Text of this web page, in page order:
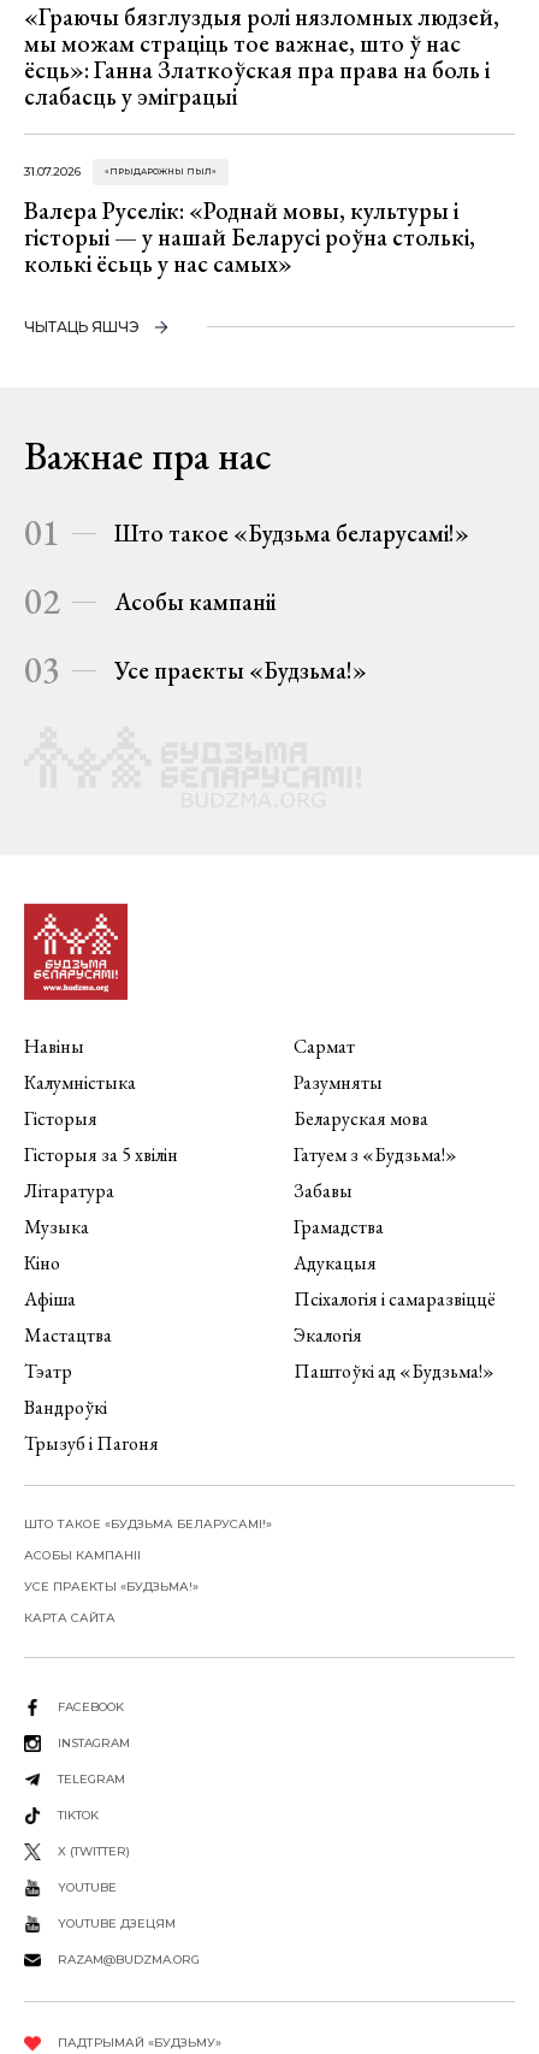
«Граючы бязглуздыя ролі нязломных людзей,
мы можам страціць тое важнае, што ў нас
ёсць»: Ганна Златкоўская пра права на боль і
слабасць у эміграцыі
31.07.2026 «ПРЫДАРОЖНЫ ПЫЛ»
Валера Руселік: «Роднай мовы, культуры і
гісторыі — у нашай Беларусі роўна столькі,
колькі ёсьць у нас самых»
ЧЫТАЦЬ ЯШЧЭ
Важнае пра нас
01 Што такое «Будзьма беларусамі!»
02 Асобы кампаніі
03 Усе праекты «Будзьма!»
Навіны
Калумністыка
Гісторыя
Гісторыя за 5 хвілін
Літаратура
Музыка
Кіно
Афіша
Мастацтва
Тэатр
Вандроўкі
Трызуб і Пагоня
Сармат
Разумняты
Беларуская мова
Гатуем з «Будзьма!»
Забавы
Грамадства
Адукацыя
Псіхалогія і самаразвіццё
Экалогія
Паштоўкі ад «Будзьма!»
ШТО ТАКОЕ «БУДЗЬМА БЕЛАРУСАМІ!»
АСОБЫ КАМПАНІІ
УСЕ ПРАЕКТЫ «БУДЗЬМА!»
КАРТА САЙТА
FACEBOOK
INSTAGRAM
TELEGRAM
TIKTOK
X (TWITTER)
YOUTUBE
YOUTUBE ДЗЕЦЯМ
RAZAM@BUDZMA.ORG
ПАДТРЫМАЙ «БУДЗЬМУ»